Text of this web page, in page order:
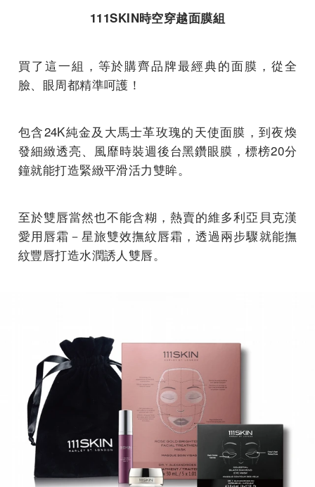
111SKIN時空穿越面膜組
買了這一組，等於購齊品牌最經典的面膜，從全
臉、眼周都精準呵護！
包含24K純金及大馬士革玫瑰的天使面膜，到夜煥
發細緻透亮、風靡時裝週後台黑鑽眼膜，標榜20分
鐘就能打造緊緻平滑活力雙眸。
至於雙唇當然也不能含糊，熱賣的維多利亞貝克漢
愛用唇霜－星旅雙效撫紋唇霜，透過兩步驟就能撫
紋豐唇打造水潤誘人雙唇。